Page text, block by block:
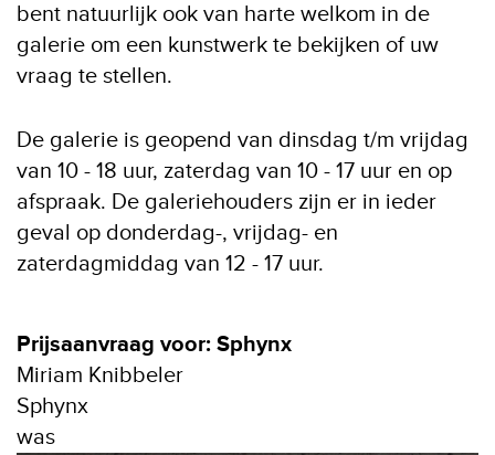
bent natuurlijk ook van harte welkom in de
galerie om een kunstwerk te bekijken of uw
vraag te stellen.
De galerie is geopend van dinsdag t/m vrijdag
van 10 - 18 uur, zaterdag van 10 - 17 uur en op
afspraak. De galeriehouders zijn er in ieder
geval op donderdag-, vrijdag- en
zaterdagmiddag van 12 - 17 uur.
Prijsaanvraag voor: Sphynx
Miriam Knibbeler
Sphynx
was